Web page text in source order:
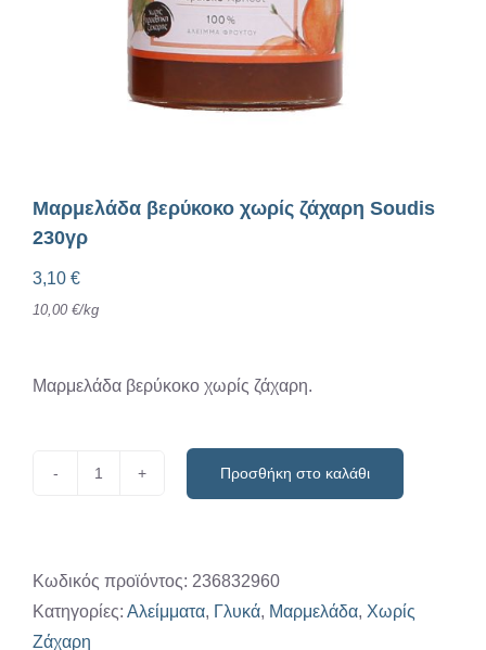
Μαρμελάδα βερύκοκο χωρίς ζάχαρη Soudis
230γρ
3,10 €
10,00 €/kg
Μαρμελάδα βερύκοκο χωρίς ζάχαρη.
ζάχαρη
Soudis
Προσθήκη στο καλάθι
Κωδικός προϊόντος: 236832960
Κατηγορίες: Αλείμματα, Γλυκά, Μαρμελάδα, Χωρίς
Ζάχαρη